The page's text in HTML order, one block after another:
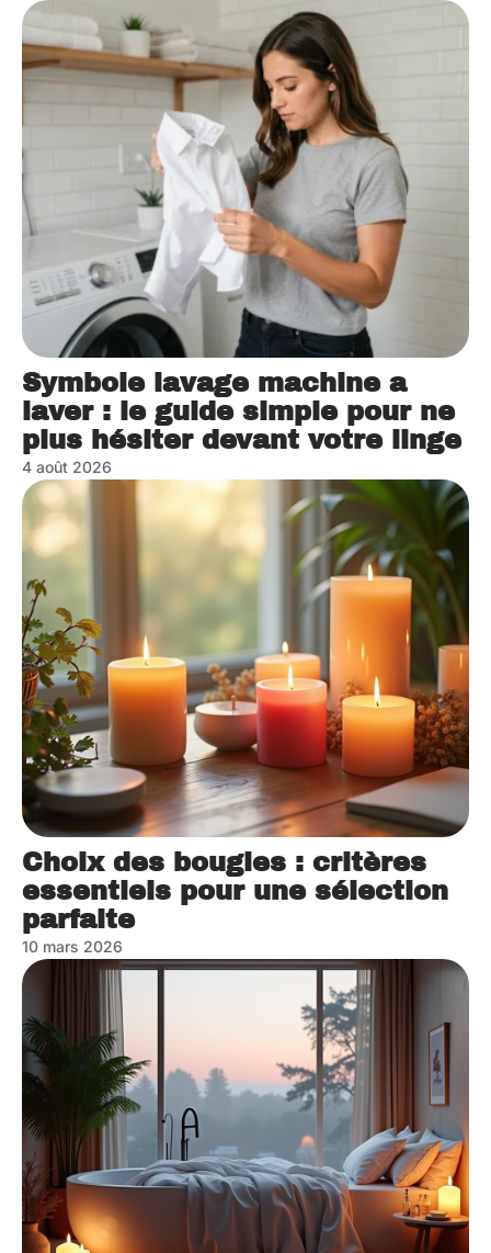
Symbole lavage machine a
laver : le guide simple pour ne
plus hésiter devant votre linge
4 août 2026
Choix des bougies : critères
essentiels pour une sélection
parfaite
10 mars 2026